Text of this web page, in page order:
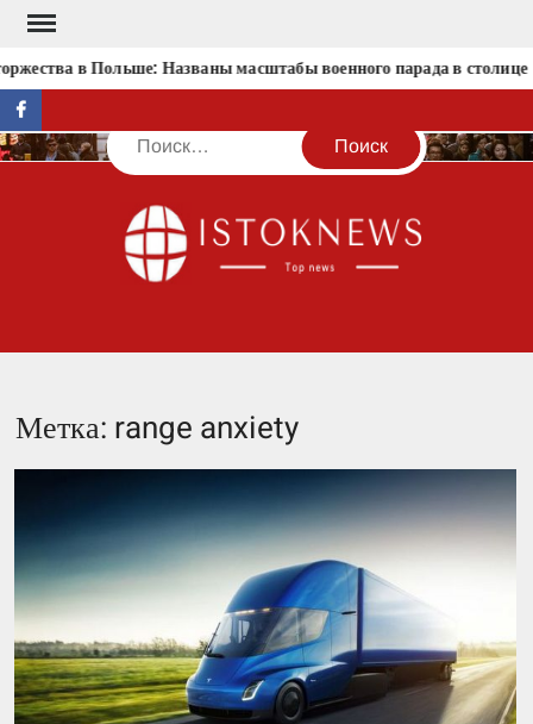
Перейти
содержимомув Польше: Названы масштабы военного парада в столице
facebook
Поиск
Метка: range anxiety